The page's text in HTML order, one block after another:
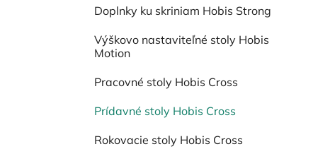
Doplnky ku skriniam Hobis Strong
Výškovo nastaviteľné stoly Hobis
Motion
Pracovné stoly Hobis Cross
Prídavné stoly Hobis Cross
Rokovacie stoly Hobis Cross